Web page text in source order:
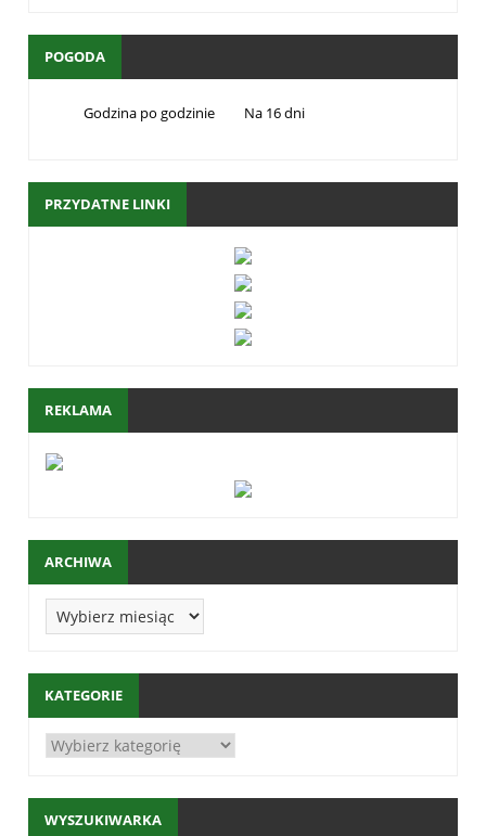
POGODA
Godzina po godzinie Na 16 dni
PRZYDATNE LINKI
REKLAMA
ARCHIWA
KATEGORIE
WYSZUKIWARKA